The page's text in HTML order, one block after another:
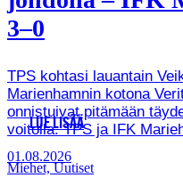
3–0
TPS kohtasi lauantain
Marienhamnin kotona
onnistuivat pitämään
voitolla. TPS ja IFK
LUE LISÄÄ
01.08.2026
Miehet, Uutiset